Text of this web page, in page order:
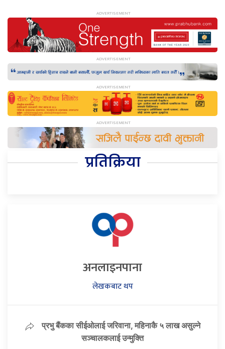
प्रतिक्रिया
अनलाइनपाना
लेखकबाट थप
प्रभु बैंकका सीईओलाई जरिवाना, महिनाकै ५ लाख असुल्ने
सञ्चालकलाई उन्मुक्ति